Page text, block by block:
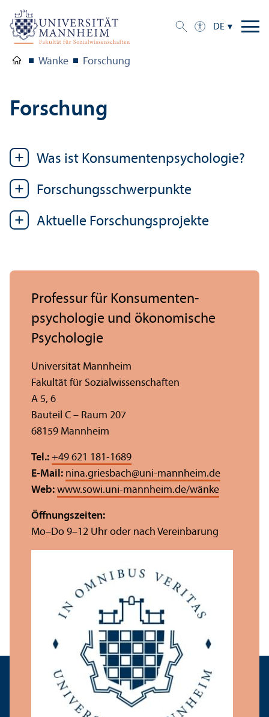
DE
Wänke Forschung
Forschung
Was ist Konsumenten­psychologie?
Forschungs­schwerpunkte
Aktuelle Forschungs­projekte
Professur für Konsumenten­
psychologie und ökonomische
Psychologie
Universität Mannheim
Fakultät für Sozial­wissenschaften
A 5, 6
Bauteil C – Raum 207
68159 Mannheim
Tel.: +49 621 181-1689
E-Mail: nina.griesbach@uni-mannheim.de
Web: www.sowi.uni-mannheim.de/wänke
Öffnungs­zeiten:
Mo–Do 9–12 Uhr oder nach Vereinbarung